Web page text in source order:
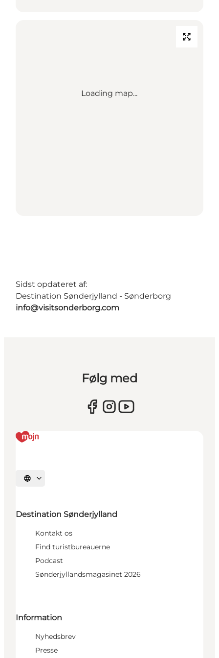
Loading map...
Sidst opdateret af:
Destination Sønderjylland - Sønderborg
info@visitsonderborg.com
Følg med
Vælg sprog
Destination Sønderjylland
Kontakt os
Find turistbureauerne
Podcast
Sønderjyllandsmagasinet 2026
Information
Nyhedsbrev
Presse